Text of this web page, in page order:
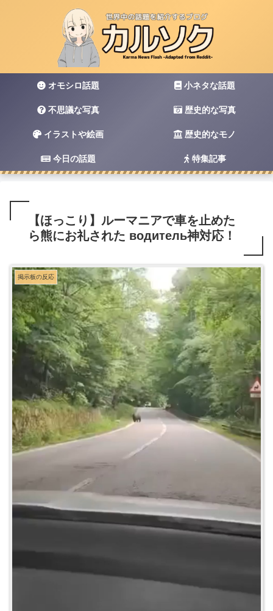
オモシロ話題 小ネタな話題
不思議な写真 歴史的な写真
イラストや絵画 歴史的なモノ
今日の話題 特集記事
【ほっこり】ルーマニアで車を止めた
ら熊にお礼された водитель神対応！
掲示板の反応